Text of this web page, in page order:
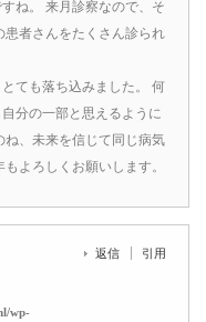
ね。 来月診察なので、そ
患者さんをたくさん診られ
ても落ち込みました。 何
分の一部と思えるように
ね、未来を信じて同じ病気
よろしくお願いします。
wp-
返信 引用